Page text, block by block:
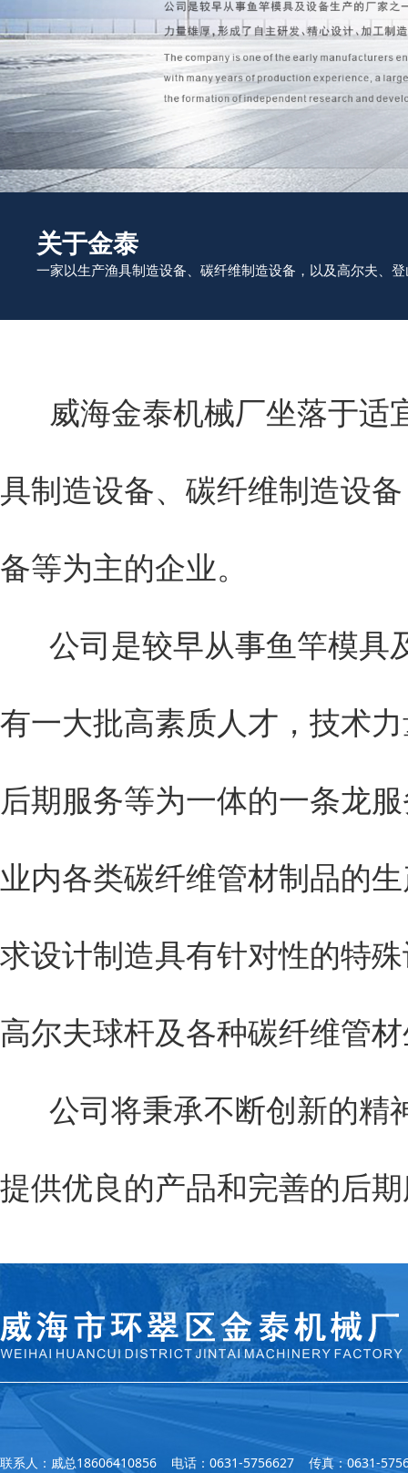
关于金泰
一家以生产渔具制造设备、碳纤维制造设备，以及高尔夫、
威海金泰机械厂坐落于适
具制造设备、碳纤维制造设
备等为主的企业。
公司是较早从事鱼竿模具
有一大批高素质人才，技术
后期服务等为一体的一条龙
业内各类碳纤维管材制品的
求设计制造具有针对性的特
高尔夫球杆及各种碳纤维管
公司将秉承不断创新的精
提供优良的产品和完善的后
联系人：戚总18606410856 电话：0631-5756627 传真：0631-